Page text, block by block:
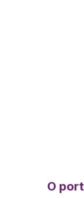
O